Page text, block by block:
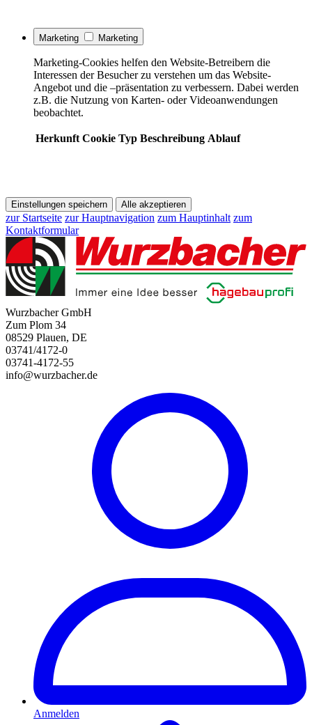
Marketing Marketing
Marketing-Cookies helfen den Website-Betreibern die
Interessen der Besucher zu verstehen um das Website-
Angebot und die –präsentation zu verbessern. Dabei werden
z.B. die Nutzung von Karten- oder Videoanwendungen
beobachtet.
Herkunft Cookie Typ Beschreibung Ablauf
Einstellungen speichern Alle akzeptieren
zur Startseite zur Hauptnavigation zum Hauptinhalt zum
Kontaktformular
Wurzbacher GmbH
Zum Plom 34
08529 Plauen, DE
03741/4172-0
03741-4172-55
info@wurzbacher.de
Anmelden